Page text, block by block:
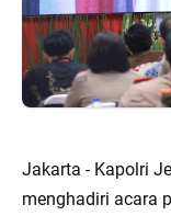
Jakarta - Kapolri
menghadiri acara